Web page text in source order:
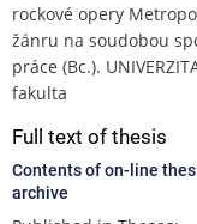
rockové opery
žánru na soudobou
práce (Bc.).
fakulta
Full text of thesis
Contents of on-line
archive